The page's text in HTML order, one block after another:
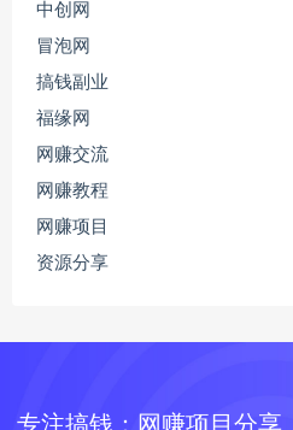
中创网
冒泡网
搞钱副业
福缘网
网赚交流
网赚教程
网赚项目
资源分享